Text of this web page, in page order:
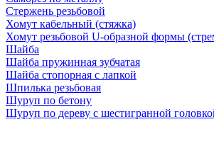
Стержень резьбовой
Хомут кабельный (стяжка)
Хомут резьбовой U-образной формы
Шайба
Шайба пружинная зубчатая
Шайба стопорная с лапкой
Шпилька резьбовая
Шуруп по бетону
Шуруп по дереву с шестигранной